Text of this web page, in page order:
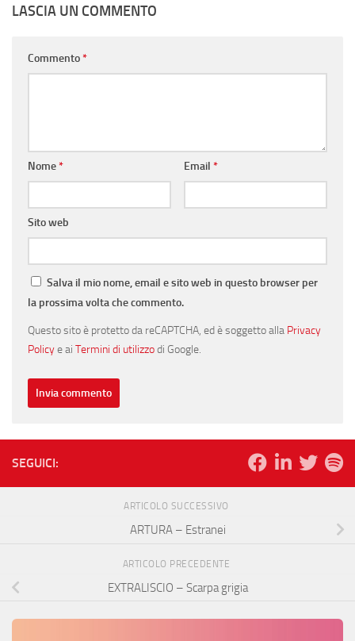
LASCIA UN COMMENTO
Commento*
Nome* Email *
Sito web
Salva il mio nome, email e sito web in questo browser per
la prossima volta che commento.
Questo sito è protetto da reCAPTCHA, ed è soggetto alla Privacy
Policye ai Termini di utilizzodi Google.
SEGUICI:
ARTICOLO SUCCESSIVO
ARTURA – Estranei
ARTICOLO PRECEDENTE
EXTRALISCIO – Scarpa grigia